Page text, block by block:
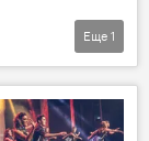
Еще 1